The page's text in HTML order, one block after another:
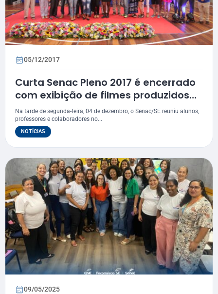
05/12/2017
Curta Senac Pleno 2017 é encerrado
com exibição de filmes produzidos
por alunos
Na tarde de segunda-feira, 04 de dezembro, o Senac/SE reuniu alunos,
professores e colaboradores no...
NOTÍCIAS
09/05/2025